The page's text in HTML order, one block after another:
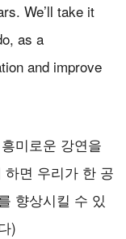
We’ll take it
as a
and improve
미로운 강연을
면 우리가 한 공
향상시킬 수 있
)